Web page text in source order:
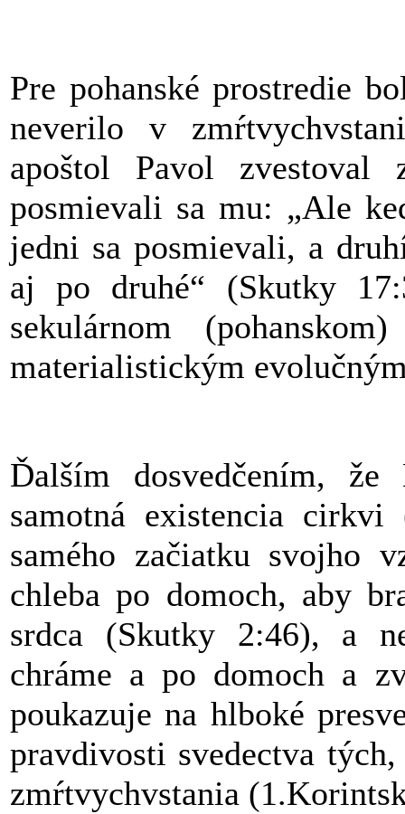
Pre pohanské prostredie
neverilo v
apoštol Pavol zvestoval
posmievali sa mu: „Ale
jedni sa posmievali, a
aj po druhé“ (Skutky
sekulárnom
materialistickým
Ďalším dosvedčením,
samotná existencia
samého začiatku svojho
chleba po domoch, aby
srdca (Skutky 2:46), a
chráme a po domoch a
poukazuje na hlboké
pravdivosti svedectva
zmŕtvychvstania